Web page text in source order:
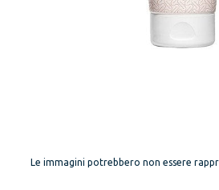
Le immagini potrebbero non essere